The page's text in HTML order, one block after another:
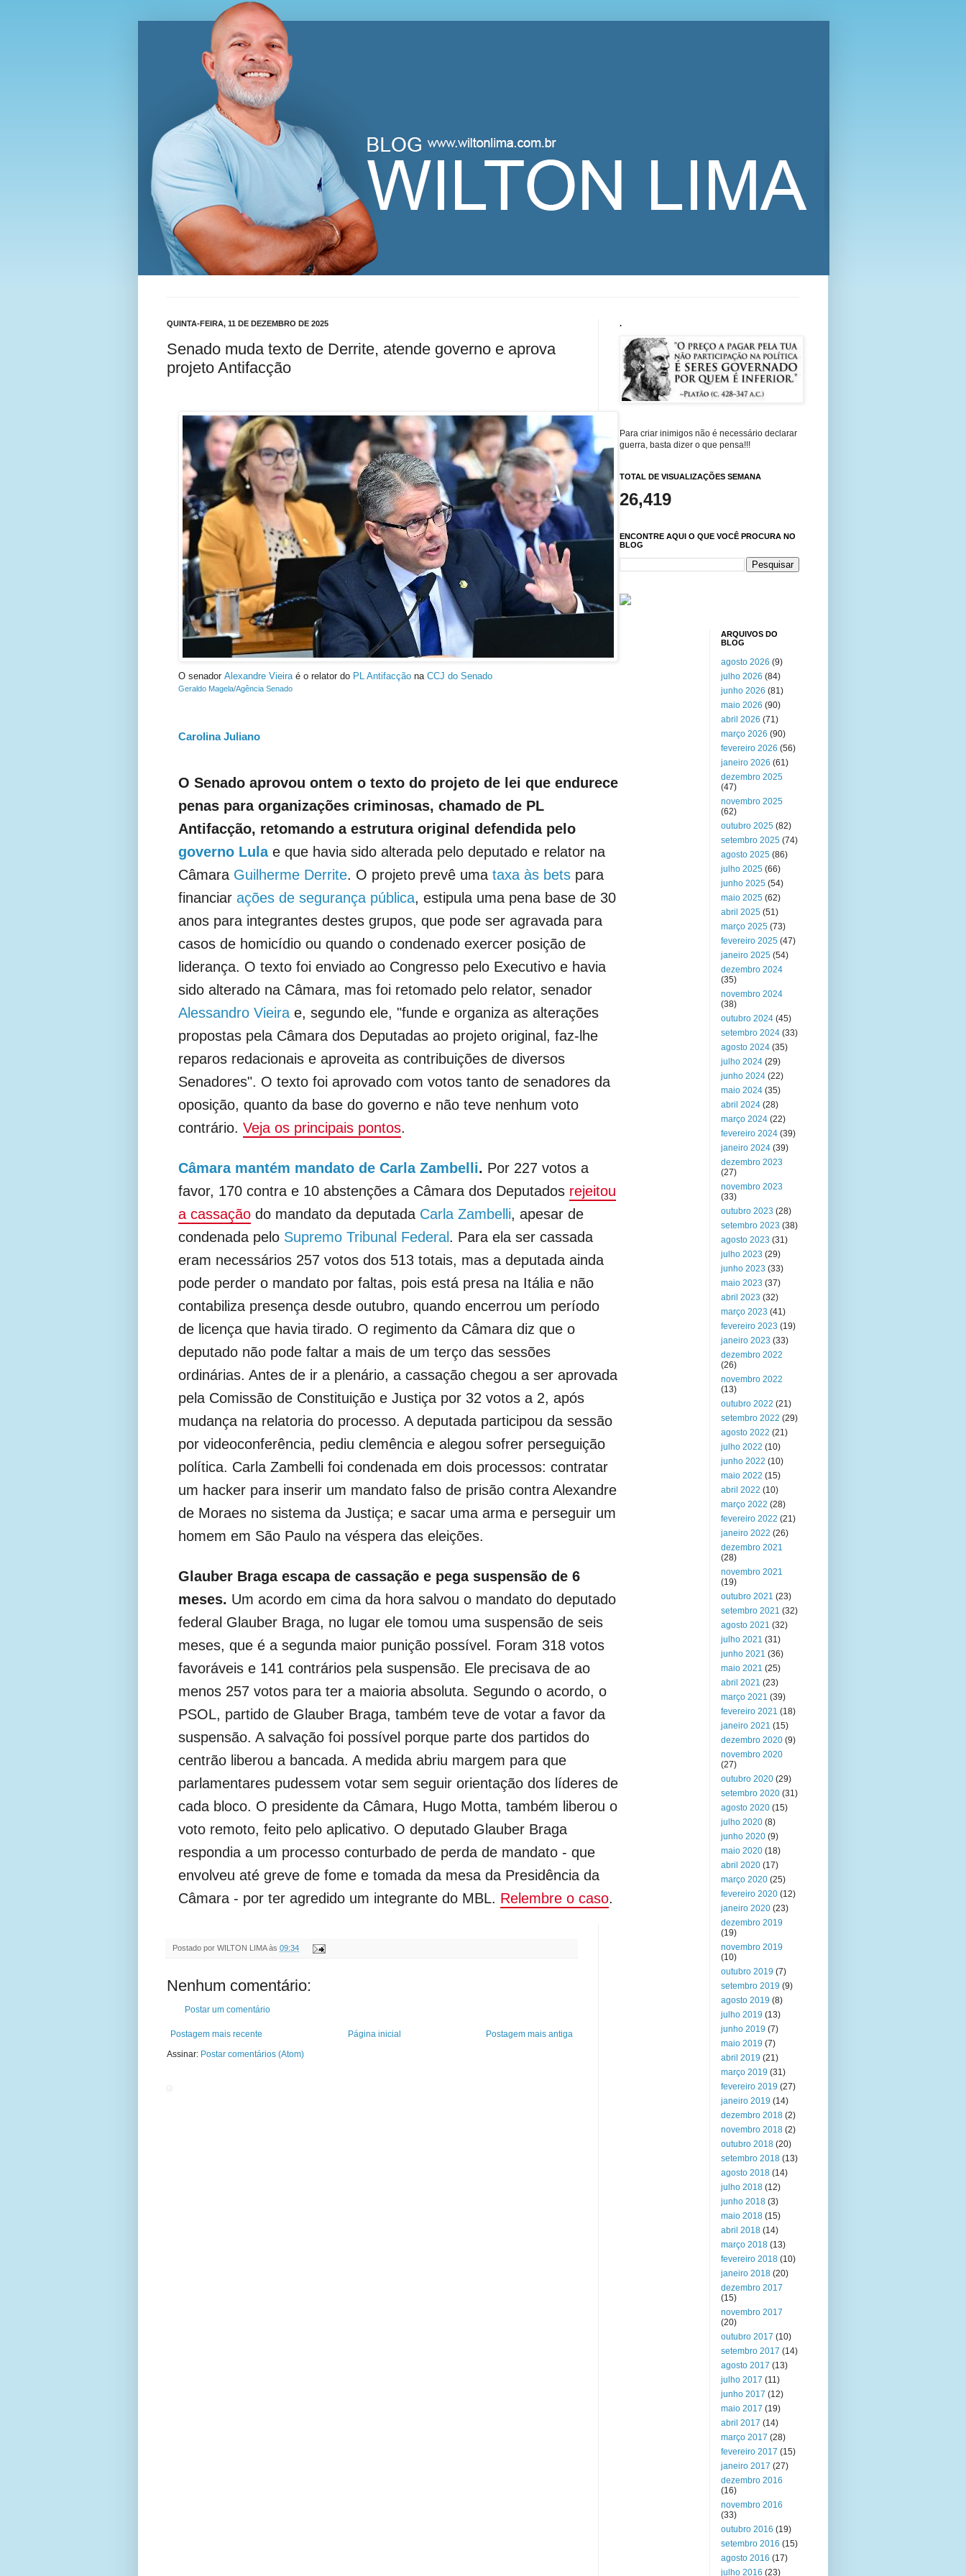
Blog Wilton Lima
QUINTA-FEIRA, 11 DE DEZEMBRO DE 2025
Senado muda texto de Derrite, atende governo e aprova
projeto Antifacção
O senador Alexandre Vieira é o relator do PL Antifacção na CCJ do Senado
Geraldo Magela/Agência Senado
Carolina Juliano
O Senado aprovou ontem o texto do projeto de lei que endurece
penas para organizações criminosas, chamado de PL
Antifacção, retomando a estrutura original defendida pelo
governo Lulae que havia sido alterada pelo deputado e relator na
Câmara Guilherme Derrite. O projeto prevê uma taxa às bets para
financiar ações de segurança pública, estipula uma pena base de 30
anos para integrantes destes grupos, que pode ser agravada para
casos de homicídio ou quando o condenado exercer posição de
liderança. O texto foi enviado ao Congresso pelo Executivo e havia
sido alterado na Câmara, mas foi retomado pelo relator, senador
Alessandro Vieira e, segundo ele, "funde e organiza as alterações
propostas pela Câmara dos Deputadas ao projeto original, faz-lhe
reparos redacionais e aproveita as contribuições de diversos
Senadores". O texto foi aprovado com votos tanto de senadores da
oposição, quanto da base do governo e não teve nenhum voto
contrário. Veja os principais pontos.
Câmara mantém mandato de Carla Zambelli. Por 227 votos a
favor, 170 contra e 10 abstenções a Câmara dos Deputados rejeitou
a cassação do mandato da deputada Carla Zambelli, apesar de
condenada pelo Supremo Tribunal Federal . Para ela ser cassada
eram necessários 257 votos dos 513 totais, mas a deputada ainda
pode perder o mandato por faltas, pois está presa na Itália e não
contabiliza presença desde outubro, quando encerrou um período
de licença que havia tirado. O regimento da Câmara diz que o
deputado não pode faltar a mais de um terço das sessões
ordinárias. Antes de ir a plenário, a cassação chegou a ser aprovada
pela Comissão de Constituição e Justiça por 32 votos a 2, após
mudança na relatoria do processo. A deputada participou da sessão
por videoconferência, pediu clemência e alegou sofrer perseguição
política. Carla Zambelli foi condenada em dois processos: contratar
um hacker para inserir um mandato falso de prisão contra Alexandre
de Moraes no sistema da Justiça; e sacar uma arma e perseguir um
homem em São Paulo na véspera das eleições.
Glauber Braga escapa de cassação e pega suspensão de 6
meses. Um acordo em cima da hora salvou o mandato do deputado
federal Glauber Braga, no lugar ele tomou uma suspensão de seis
meses, que é a segunda maior punição possível. Foram 318 votos
favoráveis e 141 contrários pela suspensão. Ele precisava de ao
menos 257 votos para ter a maioria absoluta. Segundo o acordo, o
PSOL, partido de Glauber Braga, também teve de votar a favor da
suspensão. A salvação foi possível porque parte dos partidos do
centrão liberou a bancada. A medida abriu margem para que
parlamentares pudessem votar sem seguir orientação dos líderes de
cada bloco. O presidente da Câmara, Hugo Motta, também liberou o
voto remoto, feito pelo aplicativo. O deputado Glauber Braga
respondia a um processo conturbado de perda de mandato - que
envolveu até greve de fome e tomada da mesa da Presidência da
Câmara - por ter agredido um integrante do MBL. Relembre o caso.
Postado por WILTON LIMA às 09:34
Nenhum comentário:
Postar um comentário
Postagem mais recente Postagem mais antiga
Página inicial
Assinar: Postar comentários (Atom)
.
Para criar inimigos não é necessário declarar
guerra, basta dizer o que pensa!!!
TOTAL DE VISUALIZAÇÕES SEMANA
26,419
ENCONTRE AQUI O QUE VOCÊ PROCURA NO
BLOG
ARQUIVOS DO
BLOG
agosto 2026 (9)
julho 2026 (84)
junho 2026 (81)
maio 2026 (90)
abril 2026 (71)
março 2026 (90)
fevereiro 2026 (56)
janeiro 2026 (61)
dezembro 2025
(47)
novembro 2025
(62)
outubro 2025 (82)
setembro 2025 (74)
agosto 2025 (86)
julho 2025 (66)
junho 2025 (54)
maio 2025 (62)
abril 2025 (51)
março 2025 (73)
fevereiro 2025 (47)
janeiro 2025 (54)
dezembro 2024
(35)
novembro 2024
(38)
outubro 2024 (45)
setembro 2024 (33)
agosto 2024 (35)
julho 2024 (29)
junho 2024 (22)
maio 2024 (35)
abril 2024 (28)
março 2024 (22)
fevereiro 2024 (39)
janeiro 2024 (39)
dezembro 2023
(27)
novembro 2023
(33)
outubro 2023 (28)
setembro 2023 (38)
agosto 2023 (31)
julho 2023 (29)
junho 2023 (33)
maio 2023 (37)
abril 2023 (32)
março 2023 (41)
fevereiro 2023 (19)
janeiro 2023 (33)
dezembro 2022
(26)
novembro 2022
(13)
outubro 2022 (21)
setembro 2022 (29)
agosto 2022 (21)
julho 2022 (10)
junho 2022 (10)
maio 2022 (15)
abril 2022 (10)
março 2022 (28)
fevereiro 2022 (21)
janeiro 2022 (26)
dezembro 2021
(28)
novembro 2021
(19)
outubro 2021 (23)
setembro 2021 (32)
agosto 2021 (32)
julho 2021 (31)
junho 2021 (36)
maio 2021 (25)
abril 2021 (23)
março 2021 (39)
fevereiro 2021 (18)
janeiro 2021 (15)
dezembro 2020 (9)
novembro 2020
(27)
outubro 2020 (29)
setembro 2020 (31)
agosto 2020 (15)
julho 2020 (8)
junho 2020 (9)
maio 2020 (18)
abril 2020 (17)
março 2020 (25)
fevereiro 2020 (12)
janeiro 2020 (23)
dezembro 2019
(19)
novembro 2019
(10)
outubro 2019 (7)
setembro 2019 (9)
agosto 2019 (8)
julho 2019 (13)
junho 2019 (7)
maio 2019 (7)
abril 2019 (21)
março 2019 (31)
fevereiro 2019 (27)
janeiro 2019 (14)
dezembro 2018 (2)
novembro 2018 (2)
outubro 2018 (20)
setembro 2018 (13)
agosto 2018 (14)
julho 2018 (12)
junho 2018 (3)
maio 2018 (15)
abril 2018 (14)
março 2018 (13)
fevereiro 2018 (10)
janeiro 2018 (20)
dezembro 2017
(15)
novembro 2017
(20)
outubro 2017 (10)
setembro 2017 (14)
agosto 2017 (13)
julho 2017 (11)
junho 2017 (12)
maio 2017 (19)
abril 2017 (14)
março 2017 (28)
fevereiro 2017 (15)
janeiro 2017 (27)
dezembro 2016
(16)
novembro 2016
(33)
outubro 2016 (19)
setembro 2016 (15)
agosto 2016 (17)
julho 2016 (23)